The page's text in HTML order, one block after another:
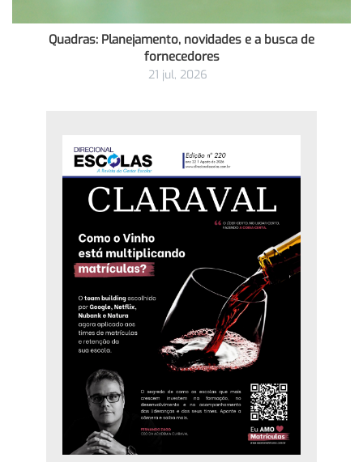
Quadras: Planejamento, novidades e a busca de
fornecedores
21 jul, 2026